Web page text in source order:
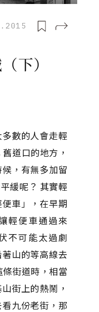
下）
數的人會走輕
道口的地方，
，有無多加留
緩呢？ 其實輕
車」，在早期
輕便車通過來
不可能太過劇
山的等高線去
街道時，相當
街上的熱鬧，
九份老街，那